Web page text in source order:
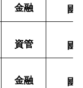
金融 國
資管 國
金融 國